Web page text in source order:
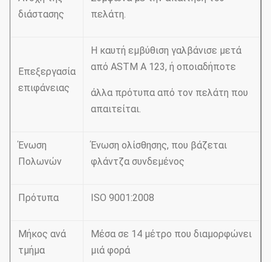
διάστασης
πελάτη.
Επεξεργασία
επιφάνειας
Η καυτή εμβύθιση γαλβάνισε μετά
από ASTM Α 123, ή οποιαδήποτε
άλλα πρότυπα από τον πελάτη που
απαιτείται.
Ένωση
Πολωνών
Ένωση ολίσθησης, που βάζεται
φλάντζα συνδεμένος
Πρότυπα ISO 9001:2008
Μήκος ανά
τμήμα
Μέσα σε 14 μέτρο που διαμορφώνει
μιά φορά